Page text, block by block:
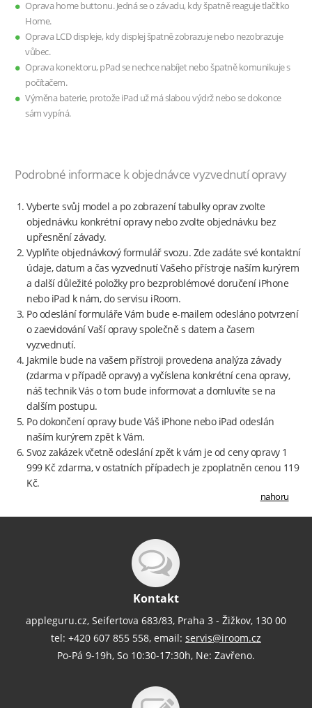
Oprava home buttonu. Jedná se o závadu, kdy špatně reaguje tlačítko
Home.
Oprava LCD displeje, kdy displej špatně zobrazuje nebo nezobrazuje
vůbec.
Oprava konektoru, pPad se nechce nabíjet nebo špatně komunikuje s
počítačem.
Výměna baterie, protože iPad už má slabou výdrž nebo se dokonce
sám vypíná.
Podrobné informace k objednávce vyzvednutí opravy
Vyberte svůj model a po zobrazení tabulky oprav zvolte
objednávku konkrétní opravy nebo zvolte objednávku bez
upřesnění závady.
Vyplňte objednávkový formulář svozu. Zde zadáte své kontaktní
údaje, datum a čas vyzvednutí Vašeho přístroje naším kurýrem
a další důležité položky pro bezproblémové doručení iPhone
nebo iPad k nám, do servisu iRoom.
Po odeslání formuláře Vám bude e-mailem odesláno potvrzení
o zaevidování Vaší opravy společně s datem a časem
vyzvednutí.
Jakmile bude na vašem přístroji provedena analýza závady
(zdarma v případě opravy) a vyčíslena konkrétní cena opravy,
náš technik Vás o tom bude informovat a domluvíte se na
dalším postupu.
Po dokončení opravy bude Váš iPhone nebo iPad odeslán
naším kurýrem zpět k Vám.
Svoz zakázek včetně odeslání zpět k vám je od ceny opravy 1
999 Kč zdarma, v ostatních případech je zpoplatněn cenou 119
Kč.
nahoru
Kontakt
appleguru.cz, Seifertova 683/83, Praha 3 - Žižkov, 130 00
tel: +420 607 855 558, email: servis@iroom.cz
Po-Pá 9-19h, So 10:30-17:30h, Ne: Zavřeno.